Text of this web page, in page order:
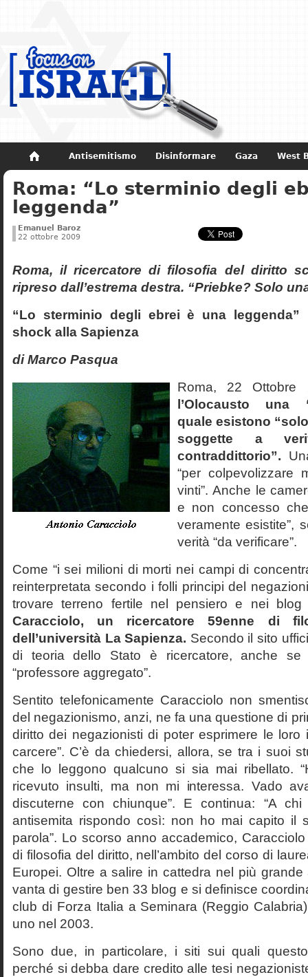
Antisemitismo Disinformare Gaza West
Non dimenticare Storia di Israele
Roma: “Lo sterminio degli
leggenda”
Emanuel Baroz
22 ottobre 2009
Roma, il ricercatore di filosofia del diritto
ripreso dall’estrema destra. “Priebke? Solo
“Lo sterminio degli ebrei è una leggenda”
shock alla Sapienza
di Marco Pasqua
Roma, 22
l’Olocausto una
quale esistono
soggette a
contraddittorio”.
“per colpevolizzare
vinti”. Anche le
e non concesso
veramente esistite”,
verità “da verificare”.
Come “i sei milioni di morti nei campi di
reinterpretata secondo i folli principi del
trovare terreno fertile nel pensiero e nei
Caracciolo, un ricercatore 59enne di
dell’università La Sapienza. Secondo il sito
di teoria dello Stato è ricercatore, anche
“professore aggregato”.
Sentito telefonicamente Caracciolo non
del negazionismo, anzi, ne fa una questione di
diritto dei negazionisti di poter esprimere le loro
carcere”. C’è da chiedersi, allora, se tra i suoi
che lo leggono qualcuno si sia mai ribellato.
ricevuto insulti, ma non mi interessa. Vado
discuterne con chiunque”. E continua: “A
antisemita rispondo così: non ho mai capito il
parola”. Lo scorso anno accademico,
di filosofia del diritto, nell’ambito del corso di
Europei. Oltre a salire in cattedra nel più grande
vanta di gestire ben 33 blog e si definisce
club di Forza Italia a Seminara (Reggio
uno nel 2003.
Sono due, in particolare, i siti sui quali
perché si debba dare credito alle tesi